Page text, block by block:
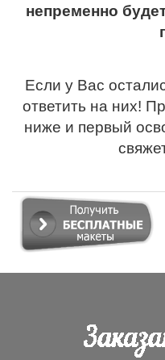
непременно
Если у Вас
ответить на них!
ниже и первый